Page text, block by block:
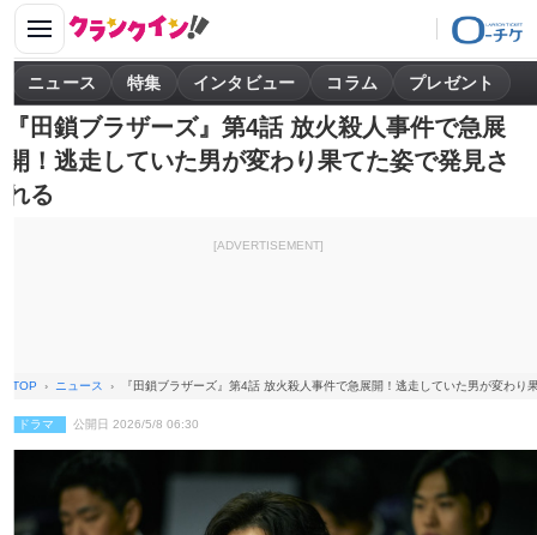
ニュース 特集 インタビュー コラム プレゼント
『田鎖ブラザーズ』第4話 放火殺人事件で急展
開！逃走していた男が変わり果てた姿で発見さ
れる
[ADVERTISEMENT]
TOP ニュース 『田鎖ブラザーズ』第4話 放火殺人事件で急展開！逃走していた男が変わり
ドラマ 公開日 2026/5/8 06:30